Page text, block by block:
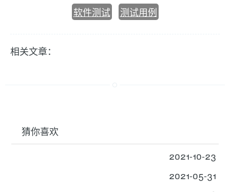
软件测试
测试用例
相关文章：
猜你喜欢
2021-10-23
2021-05-31